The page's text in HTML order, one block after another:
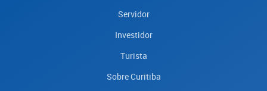
Servidor
Investidor
Turista
Sobre Curitiba